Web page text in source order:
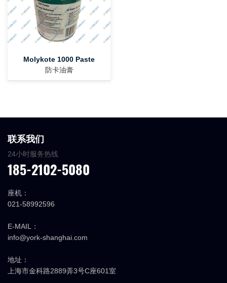
Molykote 1000 Paste
防卡油膏
联系我们
24小时服务热线
185-2102-5080
座机：
021-58992596
E-MAIL：
info@york-shanghai.com
地址：
上海市金科路2889弄3号C座601室